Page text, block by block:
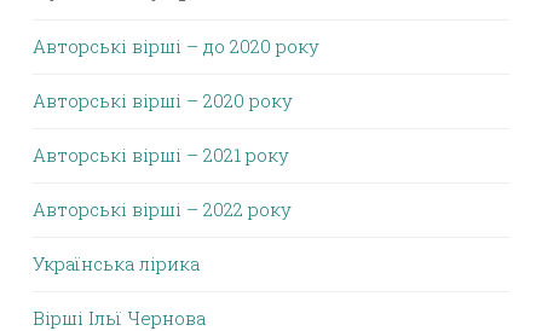
Авторські вірші – до 2020 року
Авторські вірші – 2020 року
Авторські вірші – 2021 року
Авторські вірші – 2022 року
Українська лірика
Вірші Ільї Чернова